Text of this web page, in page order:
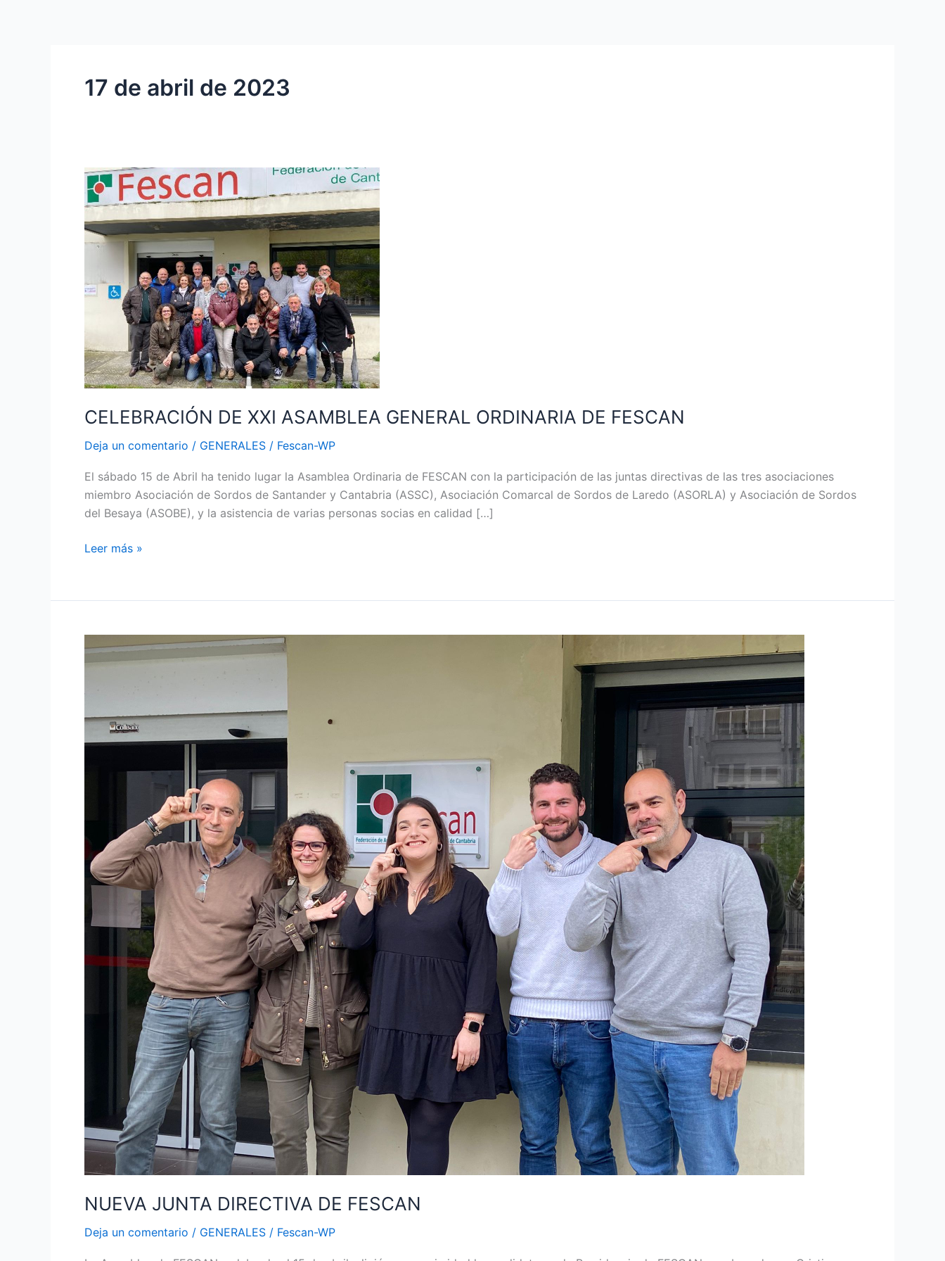
17 de abril de 2023
CELEBRACIÓN DE XXI ASAMBLEA GENERAL ORDINARIA DE FESCAN
Deja un comentario / GENERALES / Fescan-WP
El sábado 15 de Abril ha tenido lugar la Asamblea Ordinaria de FESCAN con la participación de las juntas directivas de las tres asociaciones
miembro Asociación de Sordos de Santander y Cantabria (ASSC), Asociación Comarcal de Sordos de Laredo (ASORLA) y Asociación de Sordos
del Besaya (ASOBE), y la asistencia de varias personas socias en calidad […]
CELEBRACIÓN
DE
ASAMBLEA
GENERAL
ORDINARIA
DE
FESCAN
Leer más »
NUEVA JUNTA DIRECTIVA DE FESCAN
Deja un comentario / GENERALES / Fescan-WP
NUEVA
JUNTA
DE
FESCAN